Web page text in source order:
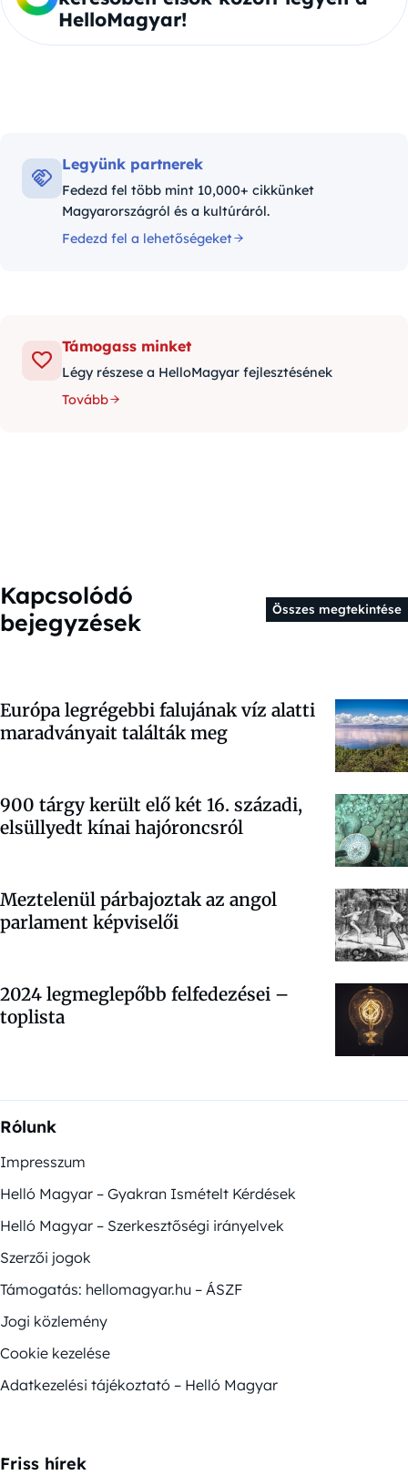
HelloMagyar!
Legyünk partnerek
Fedezd fel több mint 10,000+ cikkünket
Magyarországról és a kultúráról.
Fedezd fel a lehetőségeket
Támogass minket
Légy részese a HelloMagyar fejlesztésének
Tovább
Kapcsolódó
bejegyzések
Összes megtekintése
Európa legrégebbi falujának víz alatti
maradványait találták meg
900 tárgy került elő két 16. századi,
elsüllyedt kínai hajóroncsról
Meztelenül párbajoztak az angol
parlament képviselői
2024 legmeglepőbb felfedezései –
toplista
Rólunk
Impresszum
Helló Magyar – Gyakran Ismételt Kérdések
Helló Magyar – Szerkesztőségi irányelvek
Szerzői jogok
Támogatás: hellomagyar.hu – ÁSZF
Jogi közlemény
Cookie kezelése
Adatkezelési tájékoztató – Helló Magyar
Friss hírek